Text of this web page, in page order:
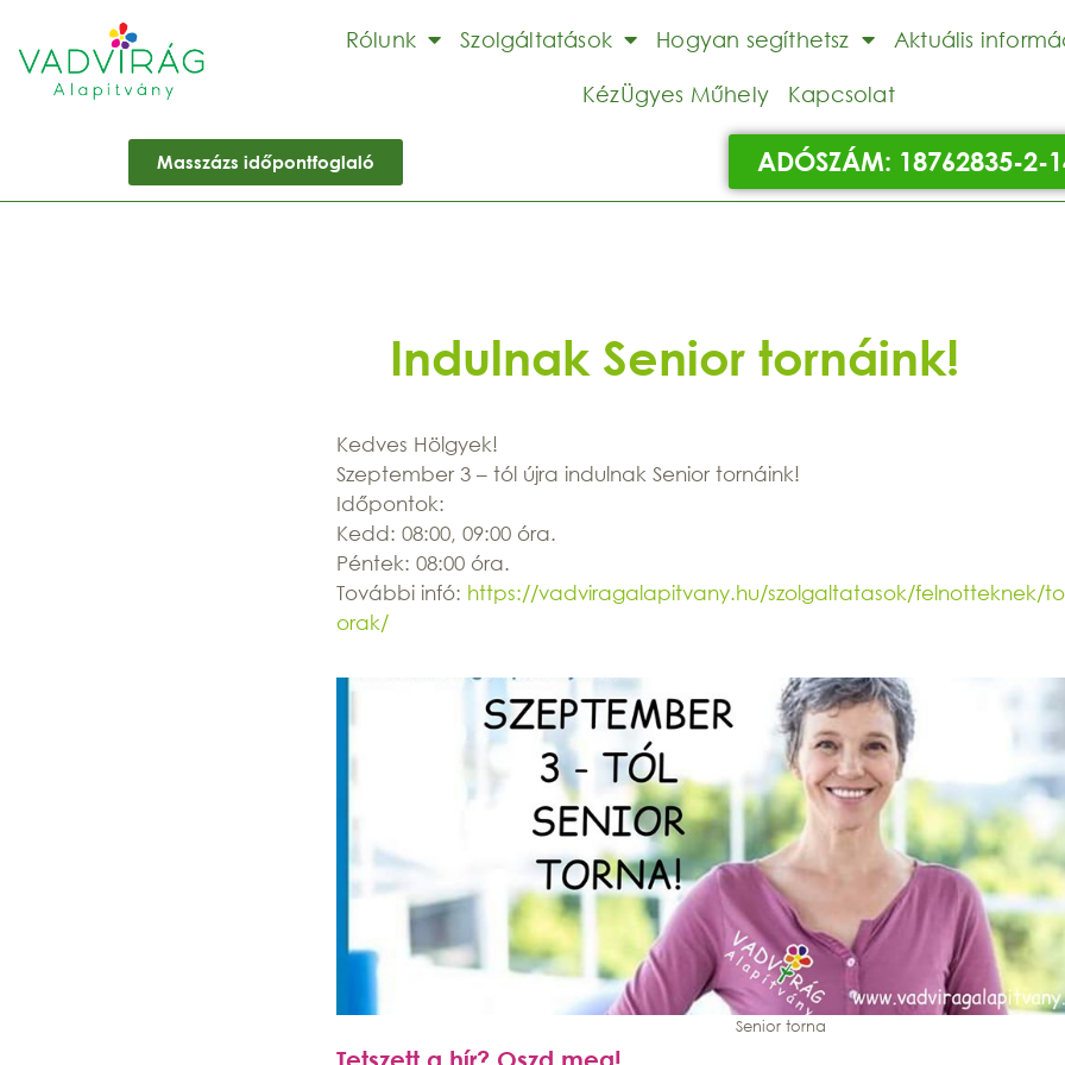
Rólunk Szolgáltatások Hogyan segíthetsz Aktuális
KézÜgyes Műhely Kapcsolat
Masszázs időpontfoglaló ADÓSZÁM: 18762835-2-
Indulnak Senior tornáink!
Kedves Hölgyek!
Szeptember 3 – tól újra indulnak Senior tornáink!
Időpontok:
Kedd: 08:00, 09:00 óra.
Péntek: 08:00 óra.
További infó: https://vadviragalapitvany.hu/szolgaltatasok/felnotteknek/
orak/
Senior torna